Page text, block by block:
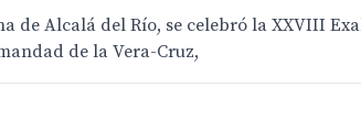
Alcalá del Río, se celebró la XXVIII
de la Vera-Cruz,